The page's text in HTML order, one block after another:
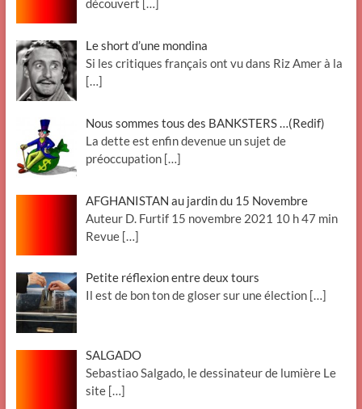
découvert […]
Le short d’une mondina
Si les critiques français ont vu dans Riz Amer à la
[…]
Nous sommes tous des BANKSTERS …(Redif)
La dette est enfin devenue un sujet de
préoccupation […]
AFGHANISTAN au jardin du 15 Novembre
Auteur D. Furtif 15 novembre 2021 10 h 47 min
Revue […]
Petite réflexion entre deux tours
Il est de bon ton de gloser sur une élection […]
SALGADO
Sebastiao Salgado, le dessinateur de lumière Le
site […]